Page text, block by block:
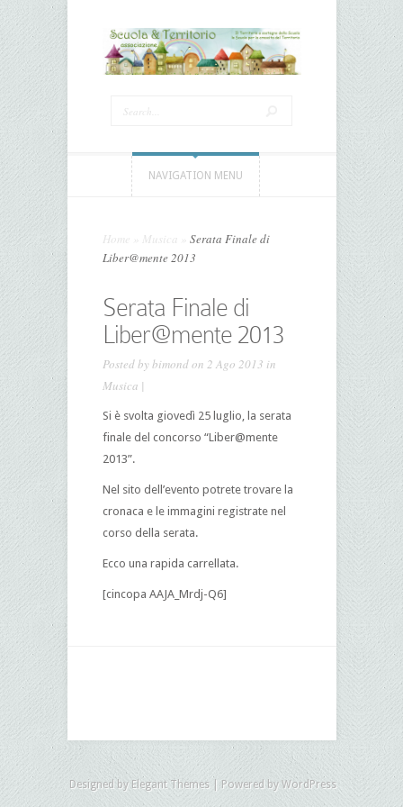
NAVIGATION MENU
Home Musica
Serata Finale di
Liber@mente 2013
Serata Finale di
Liber@mente 2013
Posted bybimondon 2 Ago 2013 in
Musica |
Si è svolta giovedì 25 luglio, la serata
finale del concorso “Liber@mente
2013”.
Nel sito dell’evento potrete trovare la
cronaca e le immagini registrate nel
corso della serata.
Ecco una rapida carrellata.
[cincopa AAJA_Mrdj-Q6]
Designed by Elegant Themes| Powered by WordPress